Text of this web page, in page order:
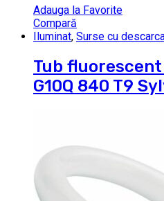
Adauga la Favorite
Compară
Iluminat, Surse cu
Tub
G10Q 840 T9